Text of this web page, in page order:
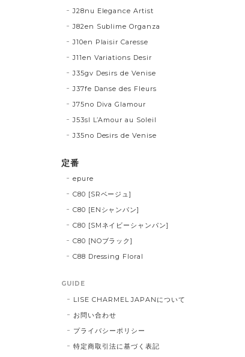
J28nu Elegance Artist
J82en Sublime Organza
J10en Plaisir Caresse
J11en Variations Desir
J35gv Desirs de Venise
J37fe Danse des Fleurs
J75no Diva Glamour
J53sl L’Amour au Soleil
J35no Desirs de Venise
定番
epure
C80 [SRベージュ]
C80 [ENシャンパン]
C80 [SMネイビーシャンパン]
C80 [NOブラック]
C88 Dressing Floral
GUIDE
LISE CHARMEL JAPANについて
お問い合わせ
プライバシーポリシー
特定商取引法に基づく表記